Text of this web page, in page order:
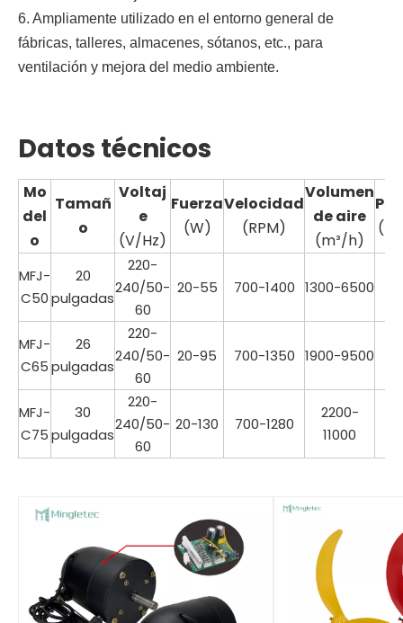
6. Ampliamente utilizado en el entorno general de
fábricas, talleres, almacenes, sótanos, etc., para
ventilación y mejora del medio ambiente.
Datos técnicos
Mo
del
o
Tamañ
o
Voltaj
e
(V/Hz)
Fuerza
(W)
Velocidad
(RPM)
Volumen
de aire
(m³/h)
MFJ-
C50
20
pulgadas
220-
240/50-
60
20-55 700-1400 1300-6500
MFJ-
C65
26
pulgadas
220-
240/50-
60
20-95 700-1350 1900-9500
MFJ-
C75
30
pulgadas
220-
240/50-
60
20-130 700-1280
2200-
11000